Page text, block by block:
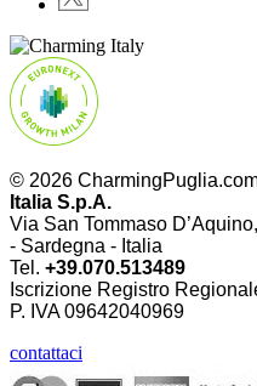
© 2026
Italia S.p.A.
Via San Tommaso
- Sardegna - Italia
Tel. +39.070.513489
Iscrizione Registro
P. IVA09642040969
contattaci